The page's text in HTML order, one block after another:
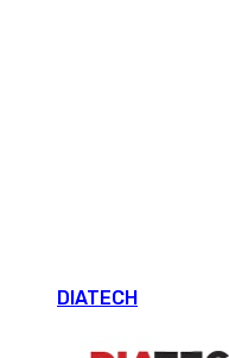
DIATECH